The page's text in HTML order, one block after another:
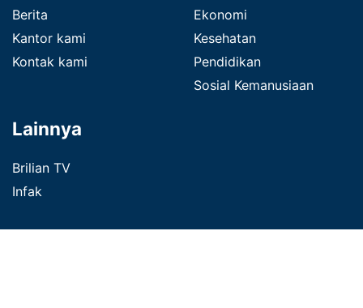
Berita
Kantor kami
Kontak kami
Ekonomi
Kesehatan
Pendidikan
Sosial Kemanusiaan
Lainnya
Brilian TV
Infak